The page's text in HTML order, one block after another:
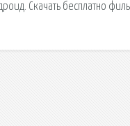
Скачать бесплатно